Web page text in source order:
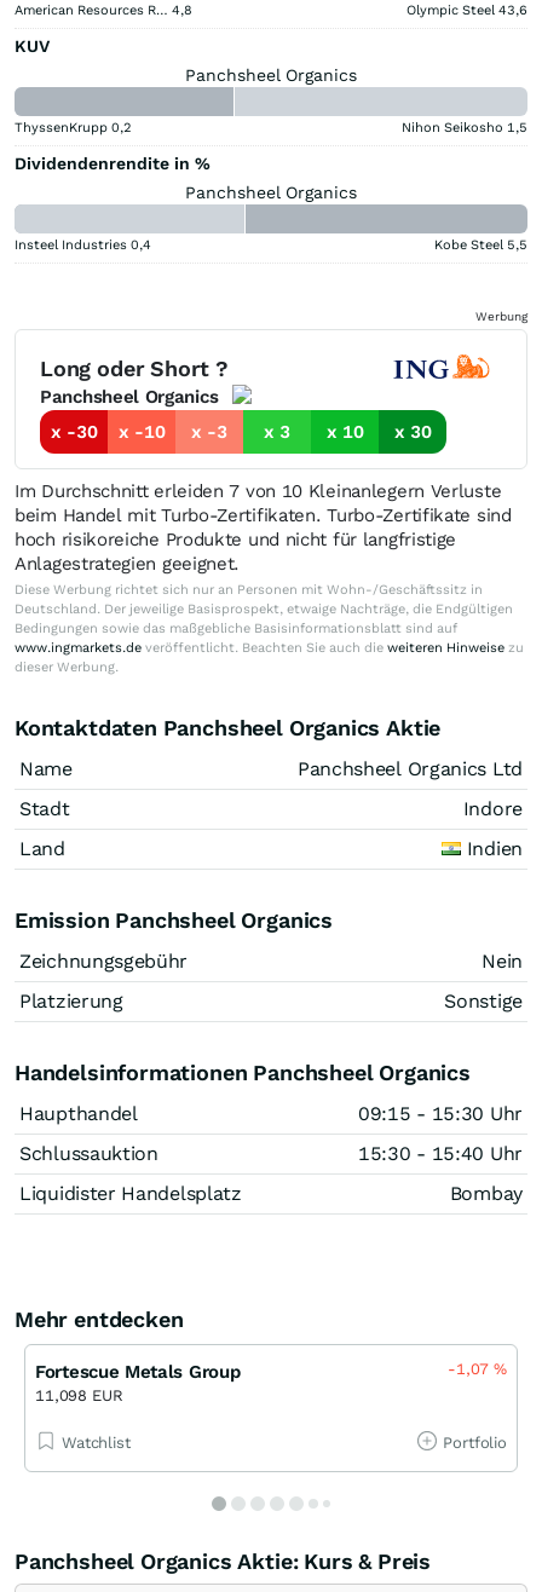
American Resources Registered (A) 4,8 Olympic Steel 43,6
KUV
Panchsheel Organics
ThyssenKrupp 0,2 Nihon Seikosho 1,5
Dividendenrendite in %
Panchsheel Organics
Insteel Industries 0,4 Kobe Steel 5,5
Werbung
Long oder Short ?
Panchsheel Organics
x -30
x -10 x -3 x 3 x 10 x 30
Im Durchschnitt erleiden 7 von 10 Kleinanlegern Verluste
beim Handel mit Turbo-Zertifikaten. Turbo-Zertifikate sind
hoch risikoreiche Produkte und nicht für langfristige
Anlagestrategien geeignet.
Diese Werbung richtet sich nur an Personen mit Wohn-/Geschäftssitz in
Deutschland. Der jeweilige Basisprospekt, etwaige Nachträge, die Endgültigen
Bedingungen sowie das maßgebliche Basisinformationsblatt sind auf
www.ingmarkets.de veröffentlicht. Beachten Sie auch die weiteren Hinweise zu
dieser Werbung.
Kontaktdaten Panchsheel Organics Aktie
Name
Panchsheel Organics Ltd
Stadt
Indore
Land
Indien
Emission Panchsheel Organics
Zeichnungsgebühr
Nein
Platzierung
Sonstige
Handelsinformationen Panchsheel Organics
Haupthandel
09:15 - 15:30 Uhr
Schlussauktion
15:30 - 15:40 Uhr
Liquidister Handelsplatz
Bombay
Mehr entdecken
Fortescue Metals Group
11,098 EUR
-1,07%
Watchlist Portfolio
Panchsheel Organics Aktie: Kurs & Preis